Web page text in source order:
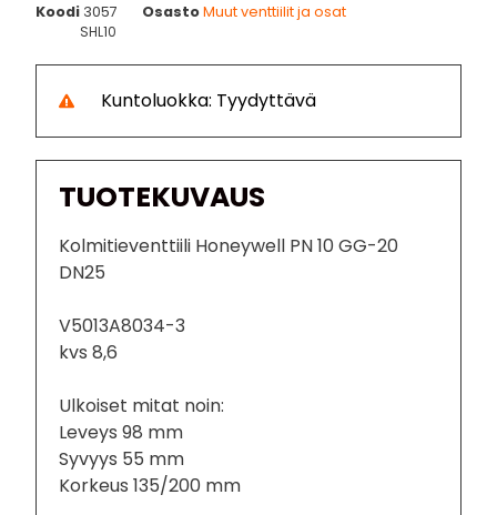
Koodi 3057 OsastoMuut venttiilit ja osat
SHL10
Kuntoluokka: Tyydyttävä
TUOTEKUVAUS
Kolmitieventtiili Honeywell PN 10 GG-20
DN25
V5013A8034-3
kvs 8,6
Ulkoiset mitat noin:
Leveys 98 mm
Syvyys 55 mm
Korkeus 135/200 mm